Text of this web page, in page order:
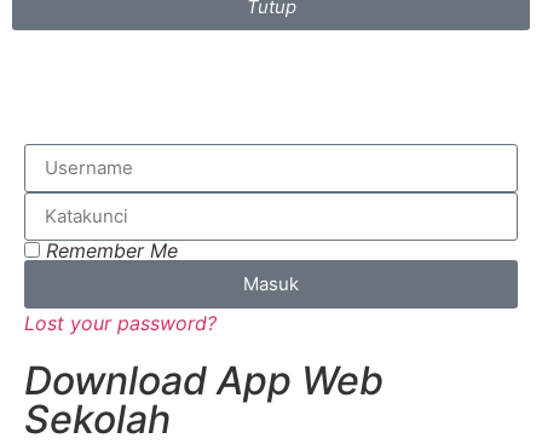
Tutup
Remember Me
Masuk
Lost your password?
Download App Web
Sekolah